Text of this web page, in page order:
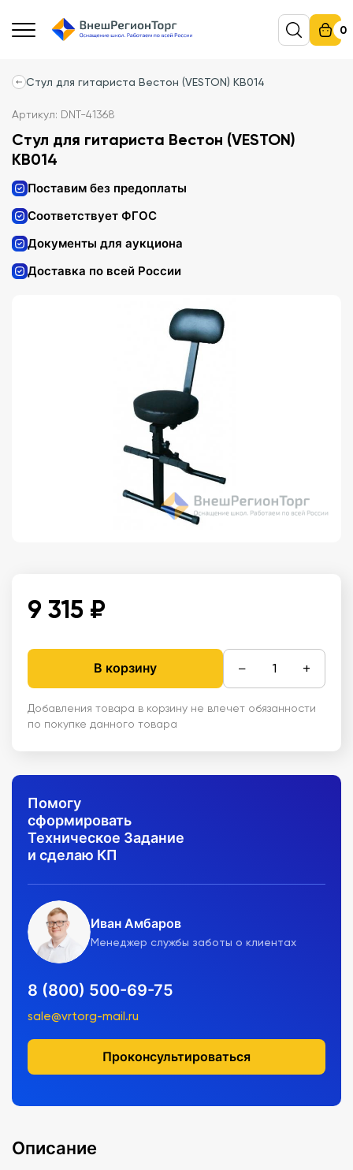
0
Стул для гитариста Вестон (VESTON) KB014
Артикул: DNT-41368
Стул для гитариста Вестон (VESTON)
KB014
Поставим без предоплаты
Соответствует ФГОС
Документы для аукциона
Доставка по всей России
9 315 ₽
В корзину − +
Добавления товара в корзину не влечет обязанности
по покупке данного товара
Помогу
сформировать
Техническое Задание
и сделаю КП
Иван Амбаров
Менеджер службы заботы о клиентах
8 (800) 500-69-75
sale@vrtorg-mail.ru
Проконсультироваться
Описание